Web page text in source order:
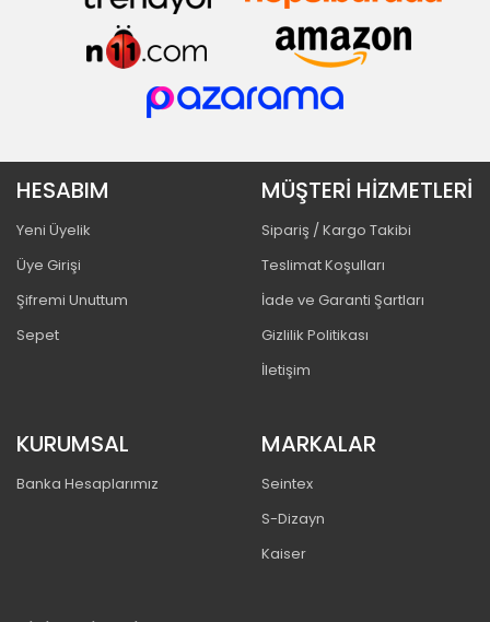
HESABIM
Yeni Üyelik
Üye Girişi
Şifremi Unuttum
Sepet
MÜŞTERİ HİZMETLERİ
Sipariş / Kargo Takibi
Teslimat Koşulları
İade ve Garanti Şartları
Gizlilik Politikası
İletişim
KURUMSAL
Banka Hesaplarımız
MARKALAR
Seintex
S-Dizayn
Kaiser